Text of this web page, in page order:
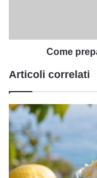
Come
Articoli correlati